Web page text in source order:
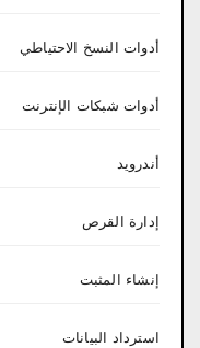
أدوات النسخ الاحتياطي
أدوات شبكات الإنترنت
أندرويد
إدارة القرص
إنشاء المثبت
استرداد البيانات